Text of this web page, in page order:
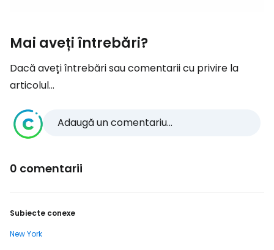
Mai aveți întrebări?
Dacă aveți întrebări sau comentarii cu privire la
articolul...
Adaugă un comentariu...
0 comentarii
Subiecte conexe
New York